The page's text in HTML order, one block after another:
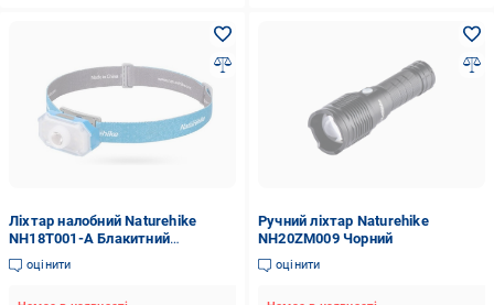
Ліхтар налобний Naturehike
NH18T001-A Блакитний
(atlantmarket_62989)
оцінити
Ручний ліхтар Naturehike
NH20ZM009 Чорний
оцінити